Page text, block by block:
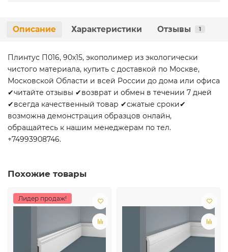
Описание Характеристики Отзывы 1
Плинтус П016, 90х15, экополимер из экологически
чистого материала, купить с доставкой по Москве,
Московской Области и всей России до дома или офиса
✔читайте отзывы ✔возврат и обмен в течении 7 дней
✔всегда качественный товар ✔сжатые сроки✔
возможна демонстрация образцов онлайн,
обращайтесь к нашим менеджерам по тел.
+74993908746.
Похожие товары
Лидер продаж!